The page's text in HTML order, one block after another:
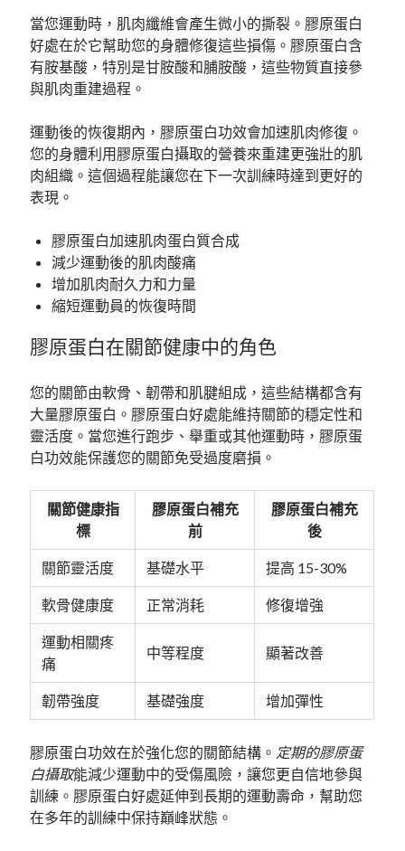
當您運動時，肌肉纖維會產生微小的撕裂。膠原蛋白
好處在於它幫助您的身體修復這些損傷。膠原蛋白含
有胺基酸，特別是甘胺酸和脯胺酸，這些物質直接參
與肌肉重建過程。
運動後的恢復期內，膠原蛋白功效會加速肌肉修復。
您的身體利用膠原蛋白攝取的營養來重建更強壯的肌
肉組織。這個過程能讓您在下一次訓練時達到更好的
表現。
膠原蛋白加速肌肉蛋白質合成
減少運動後的肌肉酸痛
增加肌肉耐久力和力量
縮短運動員的恢復時間
膠原蛋白在關節健康中的角色
您的關節由軟骨、韌帶和肌腱組成，這些結構都含有
大量膠原蛋白。膠原蛋白好處能維持關節的穩定性和
靈活度。當您進行跑步、舉重或其他運動時，膠原蛋
白功效能保護您的關節免受過度磨損。
關節健康指
標
膠原蛋白補充
前
膠原蛋白補充
後
關節靈活度 基礎水平 提高 15-30%
軟骨健康度 正常消耗 修復增強
運動相關疼
痛
中等程度 顯著改善
韌帶強度 基礎強度 增加彈性
膠原蛋白功效在於強化您的關節結構。 定期的膠原蛋
白攝取能減少運動中的受傷風險，讓您更自信地參與
訓練。膠原蛋白好處延伸到長期的運動壽命，幫助您
在多年的訓練中保持巔峰狀態。